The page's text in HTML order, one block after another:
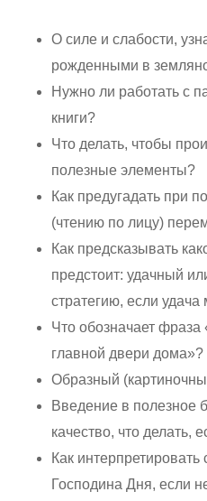
О силе и слабости,
рожденными в
Нужно ли работать с
книги?
Что делать, чтобы
полезные элементы?
Как предугадать при
(чтению по лицу)
Как предсказывать
предстоит: удачный
стратегию, если удача
Что обозначает
главной двери дома»?
Образный
Введение в полезное
качество, что делать,
Как интерпретировать
Господина Дня, если